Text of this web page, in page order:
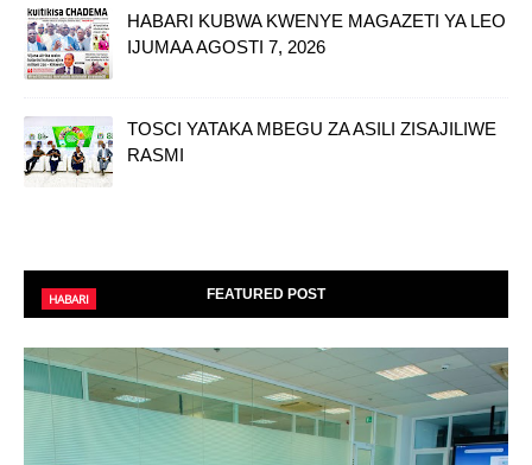
HABARI KUBWA KWENYE MAGAZETI YA LEO
IJUMAA AGOSTI 7, 2026
TOSCI YATAKA MBEGU ZA ASILI ZISAJILIWE
RASMI
FEATURED POST
HABARI